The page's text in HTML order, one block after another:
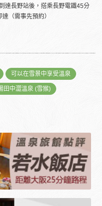
達長野站後，搭乘長野電鐵45分
（需事先預約）
可以在雪景中享受溫泉
田中澀溫泉 (雪猴)